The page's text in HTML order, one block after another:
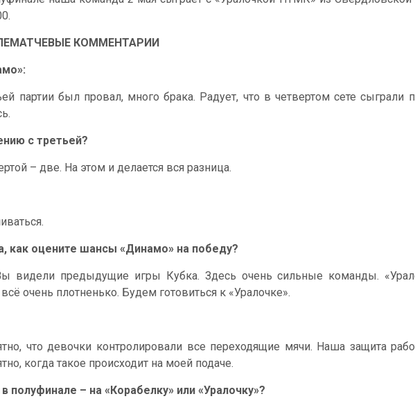
КОММЕНТАРИИ
партии был провал, много брака. Радует, что в четвертом сете сыграли
с третьей?
– две. На этом и делается вся разница.
как оцените шансы «Динамо» на победу?
видели предыдущие игры Кубка. Здесь очень сильные команды.
очень плотненько. Будем готовиться к «Уралочке».
что девочки контролировали все переходящие мячи. Наша защита
когда такое происходит на моей подаче.
– на «Корабелку» или «Уралочку»?